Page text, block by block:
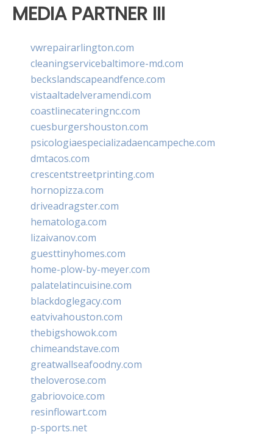
MEDIA PARTNER III
vwrepairarlington.com
cleaningservicebaltimore-md.com
beckslandscapeandfence.com
vistaaltadelveramendi.com
coastlinecateringnc.com
cuesburgershouston.com
psicologiaespecializadaencampeche.com
dmtacos.com
crescentstreetprinting.com
hornopizza.com
driveadragster.com
hematologa.com
lizaivanov.com
guesttinyhomes.com
home-plow-by-meyer.com
palatelatincuisine.com
blackdoglegacy.com
eatvivahouston.com
thebigshowok.com
chimeandstave.com
greatwallseafoodny.com
theloverose.com
gabriovoice.com
resinflowart.com
p-sports.net